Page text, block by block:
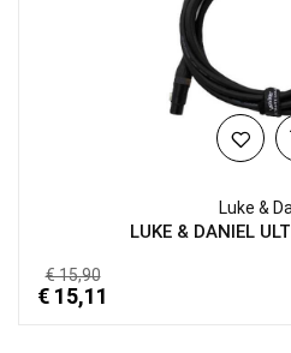
Luke &
LUKE & DANIEL
€ 15,90
€ 15,11